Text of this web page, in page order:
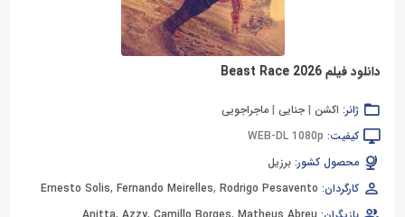
دانلود فیلم Beast Race 2026
ژانر: اکشن | جنایی | ماجراجویی
کیفیت: WEB-DL 1080p
محصول کشور: برزیل
کارگردان:
Ernesto Solis, Fernando Meirelles, Rodrigo Pesavento